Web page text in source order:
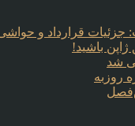
قرارداد و حواشی
باشید!
شد
روزبه